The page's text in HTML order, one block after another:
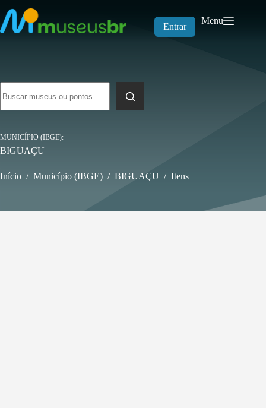
para
o
conteúdo
Entrar
Menu
resultados
MUNICÍPIO (IBGE)
BIGUAÇU
Início / Município (IBGE) / BIGUAÇU / Itens